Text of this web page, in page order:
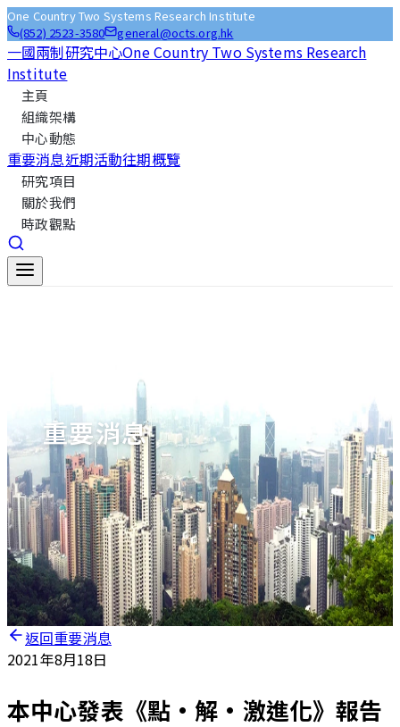
One Country Two Systems Research Institute
(852) 2523-3580
general@octs.org.hk
一國兩制研究中心One Country Two Systems Research
Institute
主頁
組織架構
中心動態
重要消息近期活動往期概覽
研究項目
關於我們
時政觀點
重要消息
返回重要消息
2021年8月18日
本中心發表《點·解·激進化》報告